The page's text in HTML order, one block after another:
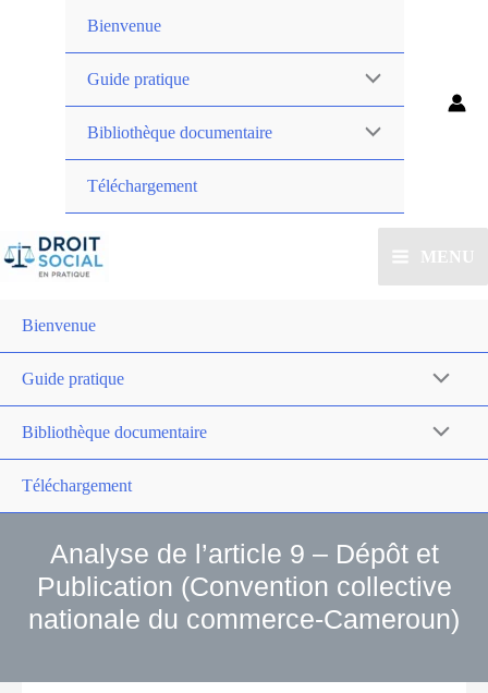
Bienvenue
Guide pratique
Bibliothèque documentaire
Téléchargement
MENU
Bienvenue
Guide pratique
Bibliothèque documentaire
Téléchargement
Analyse de l’article 9 – Dépôt et
Publication (Convention collective
nationale du commerce-Cameroun)